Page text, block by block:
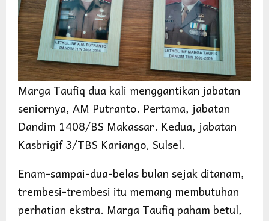
Marga Taufiq dua kali menggantikan jabatan
seniornya, AM Putranto. Pertama, jabatan
Dandim 1408/BS Makassar. Kedua, jabatan
Kasbrigif 3/TBS Kariango, Sulsel.
Enam-sampai-dua-belas bulan sejak ditanam,
trembesi-trembesi itu memang membutuhan
perhatian ekstra. Marga Taufiq paham betul,